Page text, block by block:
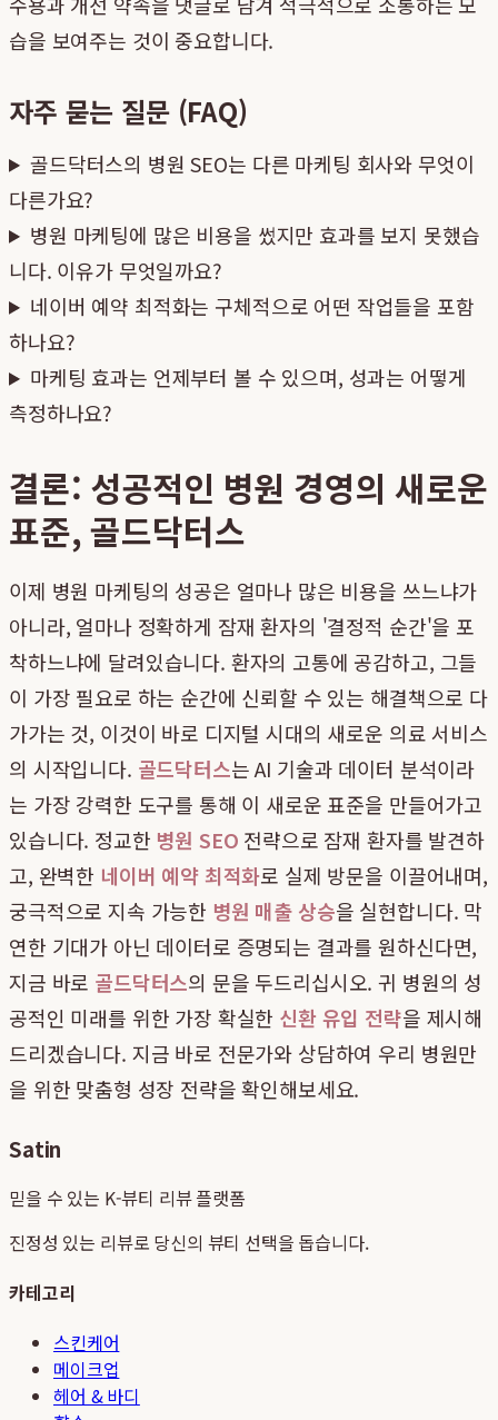
습을 보여주는 것이 중요합니다.
자주 묻는 질문 (FAQ)
골드닥터스의 병원 SEO는 다른 마케팅 회사와 무엇이
다른가요?
병원 마케팅에 많은 비용을 썼지만 효과를 보지 못했습
니다. 이유가 무엇일까요?
네이버 예약 최적화는 구체적으로 어떤 작업들을 포함
하나요?
마케팅 효과는 언제부터 볼 수 있으며, 성과는 어떻게
측정하나요?
결론: 성공적인 병원 경영의 새로운
표준, 골드닥터스
이제 병원 마케팅의 성공은 얼마나 많은 비용을 쓰느냐가
아니라, 얼마나 정확하게 잠재 환자의 '결정적 순간'을 포
착하느냐에 달려있습니다. 환자의 고통에 공감하고, 그들
이 가장 필요로 하는 순간에 신뢰할 수 있는 해결책으로 다
가가는 것, 이것이 바로 디지털 시대의 새로운 의료 서비스
의 시작입니다. 골드닥터스는 AI 기술과 데이터 분석이라
는 가장 강력한 도구를 통해 이 새로운 표준을 만들어가고
있습니다. 정교한 병원 SEO 전략으로 잠재 환자를 발견하
고, 완벽한 네이버 예약 최적화로 실제 방문을 이끌어내며,
궁극적으로 지속 가능한 병원 매출 상승을 실현합니다. 막
연한 기대가 아닌 데이터로 증명되는 결과를 원하신다면,
지금 바로 골드닥터스의 문을 두드리십시오. 귀 병원의 성
공적인 미래를 위한 가장 확실한 신환 유입 전략을 제시해
드리겠습니다. 지금 바로 전문가와 상담하여 우리 병원만
을 위한 맞춤형 성장 전략을 확인해보세요.
Satin
믿을 수 있는 K-뷰티 리뷰 플랫폼
진정성 있는 리뷰로 당신의 뷰티 선택을 돕습니다.
카테고리
스킨케어
메이크업
헤어 & 바디